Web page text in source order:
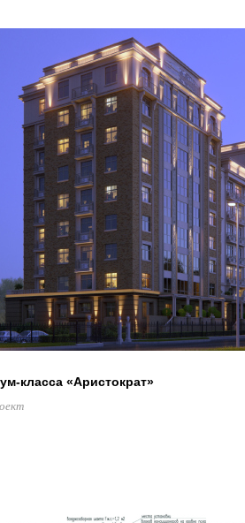
класса «Аристократ»